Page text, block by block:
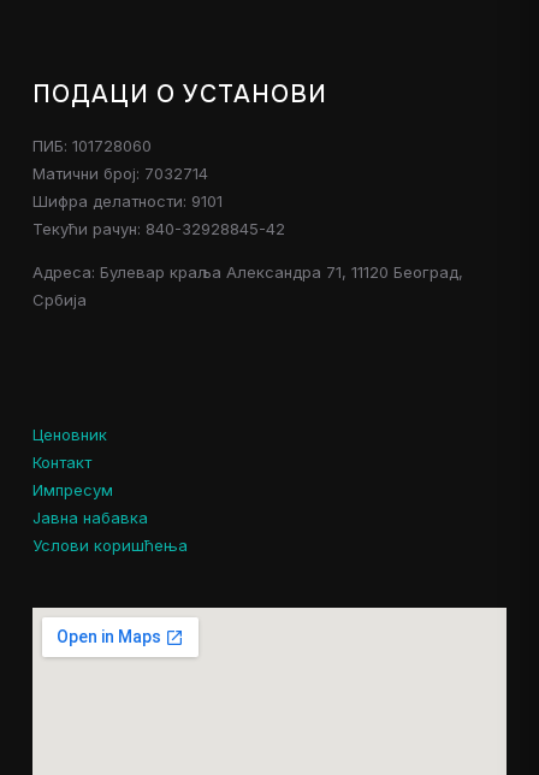
ПОДАЦИ О УСТАНОВИ
ПИБ: 101728060
Матични број: 7032714
Шифра делатности: 9101
Текући рачун: 840-32928845-42
Адреса: Булевар краља Александра 71, 11120 Београд,
Србија
Ценовник
Контакт
Импресум
Јавна набавка
Услови коришћења